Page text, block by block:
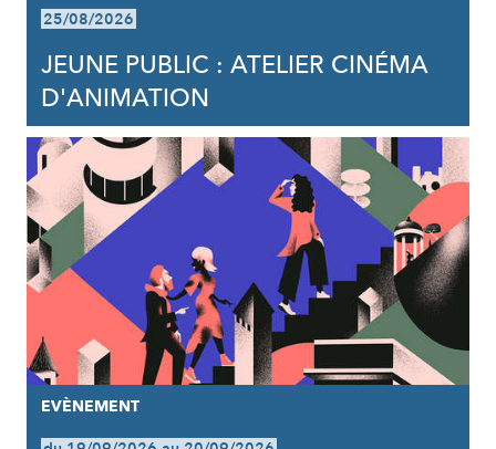
25/08/2026
JEUNE PUBLIC : ATELIER CINÉMA
D'ANIMATION
EVÈNEMENT